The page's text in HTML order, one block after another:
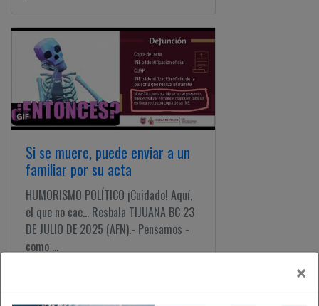
×
Si se muere, puede enviar a un
familiar por su acta
HUMORISMO POLÍTICO ¡Cuidado! Aquí,
el que no cae... Resbala TIJUANA BC 23
DE JULIO DE 2025 (AFN).- Pensamos -
como ...